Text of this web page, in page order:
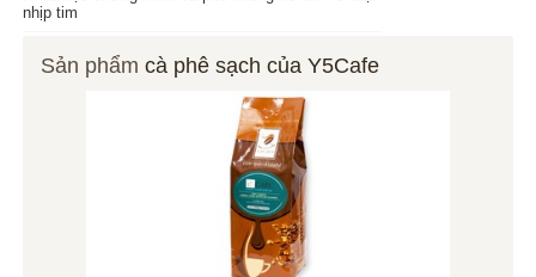
nhịp tim
Sản phẩmcà phê sạch của Y5Cafe